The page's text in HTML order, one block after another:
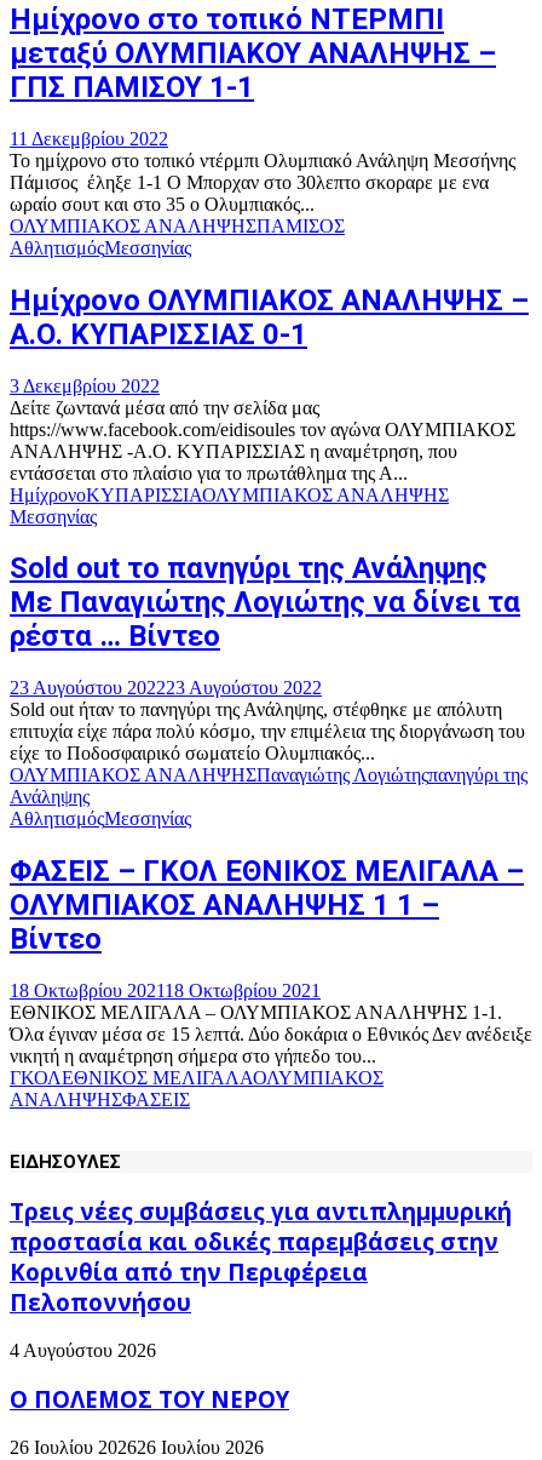
Ημίχρονο στο τοπικό ΝΤΕΡΜΠΙ
μεταξύ ΟΛΥΜΠΙΑΚΟΥ ΑΝΑΛΗΨΗΣ –
ΓΠΣ ΠΑΜΙΣΟΥ 1-1
11 Δεκεμβρίου 2022
Το ημίχρονο στο τοπικό ντέρμπι Ολυμπιακό Ανάληψη Μεσσήνης
Πάμισος έληξε 1-1 Ο Μπορχαν στο 30λεπτο σκοραρε με ενα
ωραίο σουτ και στο 35 ο Ολυμπιακός...
ΟΛΥΜΠΙΑΚΟΣ ΑΝΑΛΗΨΗΣΠΑΜΙΣΟΣ
ΑθλητισμόςΜεσσηνίας
Ημίχρονο ΟΛΥΜΠΙΑΚΟΣ ΑΝΑΛΗΨΗΣ –
Α.Ο. ΚΥΠΑΡΙΣΣΙΑΣ 0-1
3 Δεκεμβρίου 2022
Δείτε ζωντανά μέσα από την σελίδα μας
https://www.facebook.com/eidisoules τον αγώνα ΟΛΥΜΠΙΑΚΟΣ
ΑΝΑΛΗΨΗΣ -Α.Ο. ΚΥΠΑΡΙΣΣΙΑΣ η αναμέτρηση, που
εντάσσεται στο πλαίσιο για το πρωτάθλημα της Α...
ΗμίχρονοΚΥΠΑΡΙΣΣΙΑΟΛΥΜΠΙΑΚΟΣ ΑΝΑΛΗΨΗΣ
Μεσσηνίας
Sold out το πανηγύρι της Ανάληψης
Με Παναγιώτης Λογιώτης να δίνει τα
ρέστα … Βίντεο
23 Αυγούστου 202223 Αυγούστου 2022
Sold out ήταν το πανηγύρι της Ανάληψης, στέφθηκε με απόλυτη
επιτυχία είχε πάρα πολύ κόσμο, την επιμέλεια της διοργάνωση του
είχε το Ποδοσφαιρικό σωματείο Ολυμπιακός...
ΟΛΥΜΠΙΑΚΟΣ ΑΝΑΛΗΨΗΣΠαναγιώτης Λογιώτηςπανηγύρι της
Ανάληψης
ΑθλητισμόςΜεσσηνίας
ΦΑΣΕΙΣ – ΓΚΟΛ ΕΘΝΙΚΟΣ ΜΕΛΙΓΑΛΑ –
ΟΛΥΜΠΙΑΚΟΣ ΑΝΑΛΗΨΗΣ 1 1 –
Βίντεο
18 Οκτωβρίου 202118 Οκτωβρίου 2021
ΕΘΝΙΚΟΣ ΜΕΛΙΓΑΛΑ – ΟΛΥΜΠΙΑΚΟΣ ΑΝΑΛΗΨΗΣ 1-1.
Όλα έγιναν μέσα σε 15 λεπτά. Δύο δοκάρια ο Εθνικός Δεν ανέδειξε
νικητή η αναμέτρηση σήμερα στο γήπεδο του...
ΓΚΟΛΕΘΝΙΚΟΣ ΜΕΛΙΓΑΛΑΟΛΥΜΠΙΑΚΟΣ
ΑΝΑΛΗΨΗΣΦΑΣΕΙΣ
ΕΙΔΗΣΟΥΛΕΣ
Τρεις νέες συμβάσεις για αντιπλημμυρική
προστασία και οδικές παρεμβάσεις στην
Κορινθία από την Περιφέρεια
Πελοποννήσου
4 Αυγούστου 2026
Ο ΠΟΛΕΜΟΣ ΤΟΥ ΝΕΡΟΥ
26 Ιουλίου 202626 Ιουλίου 2026